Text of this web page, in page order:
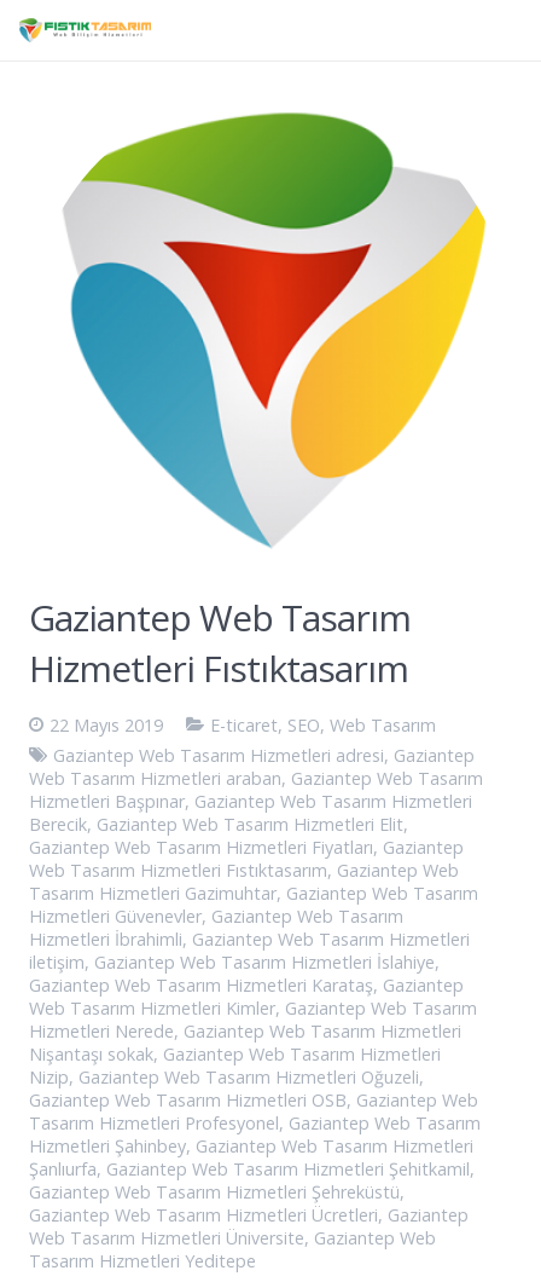
Gaziantep Web Tasarım
Hizmetleri Fıstıktasarım
22 Mayıs 2019 E-ticaret, SEO, Web Tasarım
Gaziantep Web Tasarım Hizmetleri adresi, Gaziantep
Web Tasarım Hizmetleri araban, Gaziantep Web Tasarım
Hizmetleri Başpınar, Gaziantep Web Tasarım Hizmetleri
Berecik, Gaziantep Web Tasarım Hizmetleri Elit,
Gaziantep Web Tasarım Hizmetleri Fiyatları, Gaziantep
Web Tasarım Hizmetleri Fıstıktasarım, Gaziantep Web
Tasarım Hizmetleri Gazimuhtar, Gaziantep Web Tasarım
Hizmetleri Güvenevler, Gaziantep Web Tasarım
Hizmetleri İbrahimli, Gaziantep Web Tasarım Hizmetleri
iletişim, Gaziantep Web Tasarım Hizmetleri İslahiye,
Gaziantep Web Tasarım Hizmetleri Karataş, Gaziantep
Web Tasarım Hizmetleri Kimler, Gaziantep Web Tasarım
Hizmetleri Nerede, Gaziantep Web Tasarım Hizmetleri
Nişantaşı sokak, Gaziantep Web Tasarım Hizmetleri
Nizip, Gaziantep Web Tasarım Hizmetleri Oğuzeli,
Gaziantep Web Tasarım Hizmetleri OSB, Gaziantep Web
Tasarım Hizmetleri Profesyonel, Gaziantep Web Tasarım
Hizmetleri Şahinbey, Gaziantep Web Tasarım Hizmetleri
Şanlıurfa, Gaziantep Web Tasarım Hizmetleri Şehitkamil,
Gaziantep Web Tasarım Hizmetleri Şehreküstü,
Gaziantep Web Tasarım Hizmetleri Ücretleri, Gaziantep
Web Tasarım Hizmetleri Üniversite, Gaziantep Web
Tasarım Hizmetleri Yeditepe